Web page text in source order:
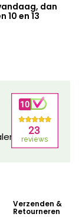
dan
en 13
mogelijk!
Verzenden &
Retourneren